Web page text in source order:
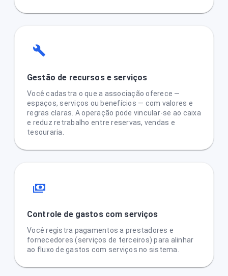
Gestão de recursos e serviços
Você cadastra o que a associação oferece —
espaços, serviços ou benefícios — com valores e
regras claras. A operação pode vincular-se ao caixa
e reduz retrabalho entre reservas, vendas e
tesouraria.
Controle de gastos com serviços
Você registra pagamentos a prestadores e
fornecedores (serviços de terceiros) para alinhar
ao fluxo de gastos com serviços no sistema.